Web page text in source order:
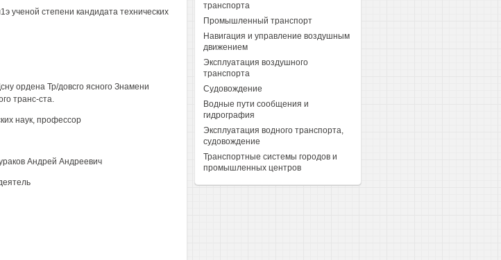
ученой степени кандидата технических
ордена Тр/довсго ясного Знамени
транс-ста.
наук, профессор
Андрей Андреевич
транспорта
Промышленный транспорт
Навигация и управление воздушным
движением
Эксплуатация воздушного
транспорта
Судовождение
Водные пути сообщения и
гидрография
Эксплуатация водного транспорта,
судовождение
Транспортные системы городов и
промышленных центров